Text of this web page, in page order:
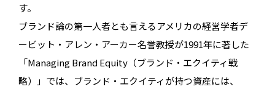
す。
ブランド論の第一人者とも言えるアメリカの経営学者デ
ービット・アレン・アーカー名誉教授が1991年に著した
「Managing Brand Equity（ブランド・エクイティ戦
略）」では、ブランド・エクイティが持つ資産には、